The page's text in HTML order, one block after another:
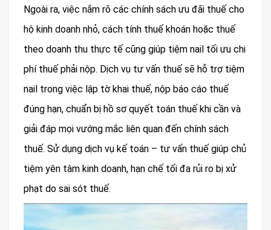
Ngoài ra, việc nắm rõ các chính sách ưu đãi thuế cho
hộ kinh doanh nhỏ, cách tính thuế khoán hoặc thuế
theo doanh thu thực tế cũng giúp tiệm nail tối ưu chi
phí thuế phải nộp. Dịch vụ tư vấn thuế sẽ hỗ trợ tiệm
nail trong việc lập tờ khai thuế, nộp báo cáo thuế
đúng hạn, chuẩn bị hồ sơ quyết toán thuế khi cần và
giải đáp mọi vướng mắc liên quan đến chính sách
thuế. Sử dụng dịch vụ kế toán – tư vấn thuế giúp chủ
tiệm yên tâm kinh doanh, hạn chế tối đa rủi ro bị xử
phạt do sai sót thuế.